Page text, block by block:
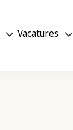
Vacatures